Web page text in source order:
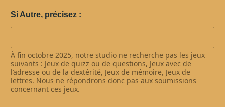
Si Autre, précisez :
À fin octobre 2025, notre studio ne recherche pas les jeux
suivants : Jeux de quizz ou de questions, Jeux avec de
l’adresse ou de la dextérité, Jeux de mémoire, Jeux de
lettres. Nous ne répondrons donc pas aux soumissions
concernant ces jeux.